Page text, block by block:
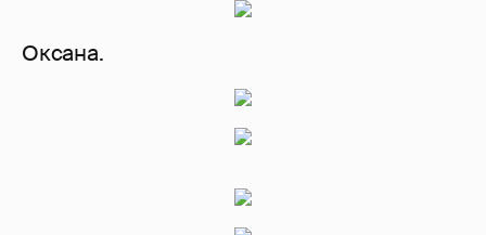
Оксана.